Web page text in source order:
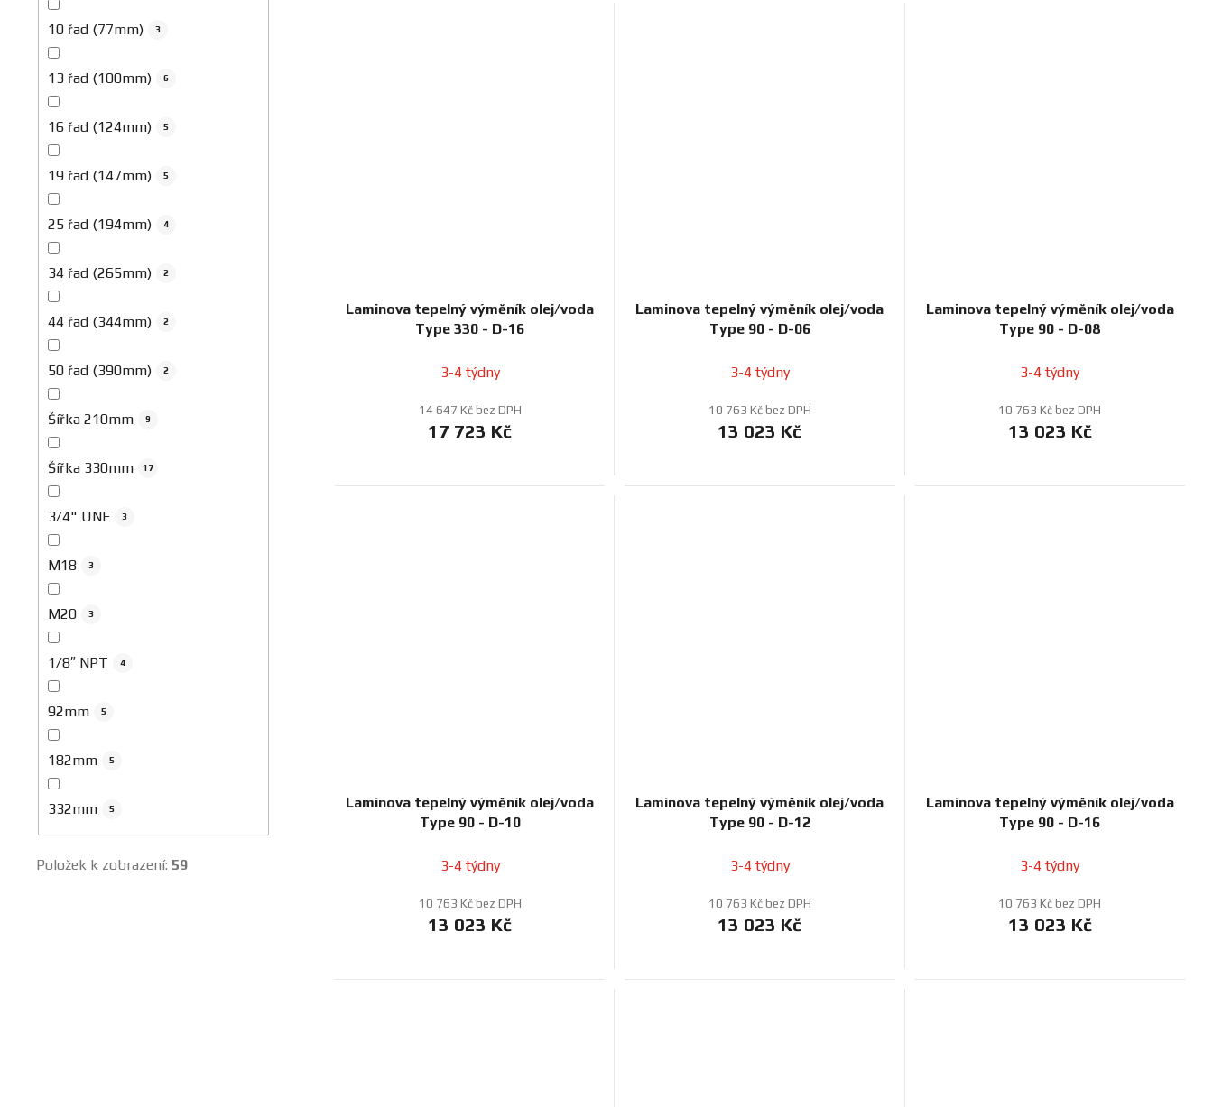
10 řad (77mm) 3
13 řad (100mm) 6
16 řad (124mm) 5
19 řad (147mm) 5
25 řad (194mm) 4
34 řad (265mm) 2
44 řad (344mm) 2
50 řad (390mm) 2
Šířka 210mm 9
Šířka 330mm 17
3/4" UNF 3
M18 3
M20 3
1/8″ NPT 4
92mm 5
182mm 5
332mm 5
Položek k zobrazení: 59
Laminova tepelný výměník olej/voda
Type 330 - D-16
3-4 týdny
14 647 Kč bez DPH
17 723 Kč
Laminova tepelný výměník olej/voda
Type 90 - D-06
3-4 týdny
10 763 Kč bez DPH
13 023 Kč
Laminova tepelný výměník olej/voda
Type 90 - D-08
3-4 týdny
10 763 Kč bez DPH
13 023 Kč
Laminova tepelný výměník olej/voda
Type 90 - D-10
3-4 týdny
10 763 Kč bez DPH
13 023 Kč
Laminova tepelný výměník olej/voda
Type 90 - D-12
3-4 týdny
10 763 Kč bez DPH
13 023 Kč
Laminova tepelný výměník olej/voda
Type 90 - D-16
3-4 týdny
10 763 Kč bez DPH
13 023 Kč